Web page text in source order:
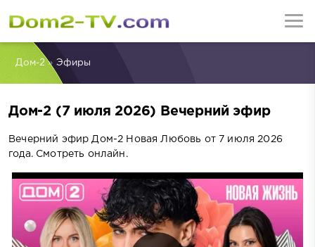
Дом-2» Эфиры
Дом-2 (7 июля 2026) Вечерний эфир
Вечерний эфир Дом-2 Новая Любовь от 7 июля 2026
года. Смотреть онлайн.